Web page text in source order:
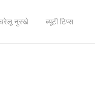
नुस्खे ब्यूटी टिप्स